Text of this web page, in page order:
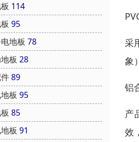
114
95
地板 78
板 28
89
板 95
85
板 91
采
象
铝
产
效